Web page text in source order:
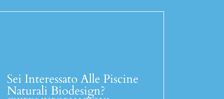
Sei Interessato Alle Piscine
Naturali Biodesign?